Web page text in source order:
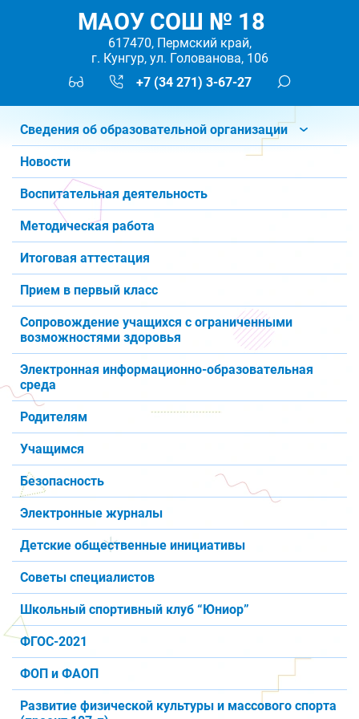
МАОУ СОШ № 18
617470, Пермский край,
г. Кунгур, ул. Голованова, 106
+7 (34 271) 3-67-27
Сведения об образовательной организации
Новости
Воспитательная деятельность
Методическая работа
Итоговая аттестация
Прием в первый класс
Сопровождение учащихся с ограниченными
возможностями здоровья
Электронная информационно-образовательная
среда
Родителям
Учащимся
Безопасность
Электронные журналы
Детские общественные инициативы
Советы специалистов
Школьный спортивный клуб “Юниор”
ФГОС-2021
ФОП и ФАОП
Развитие физической культуры и массового спорта